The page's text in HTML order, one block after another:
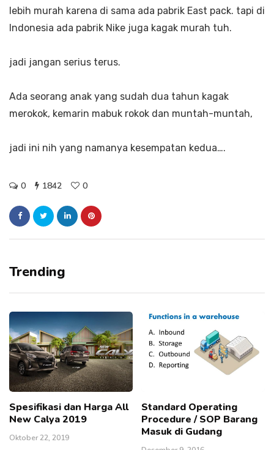
lebih murah karena di sama ada pabrik East pack. tapi di
Indonesia ada pabrik Nike juga kagak murah tuh.
jadi jangan serius terus.
Ada seorang anak yang sudah dua tahun kagak
merokok, kemarin mabuk rokok dan muntah-muntah,
jadi ini nih yang namanya kesempatan kedua….
0 1842 0
Trending
Spesifikasi dan Harga All
New Calya 2019
Oktober 22, 2019
Standard Operating
Procedure / SOP Barang
Masuk di Gudang